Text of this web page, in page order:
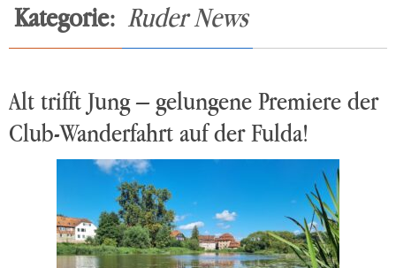
Kategorie: Ruder News
Alt trifft Jung – gelungene Premiere der
Club-Wanderfahrt auf der Fulda!